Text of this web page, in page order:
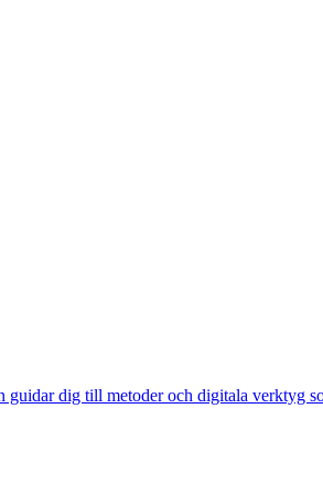
guidar dig till metoder och digitala verktyg